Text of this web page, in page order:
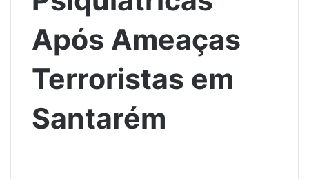
Após Ameaças
Terroristas em
Santarém